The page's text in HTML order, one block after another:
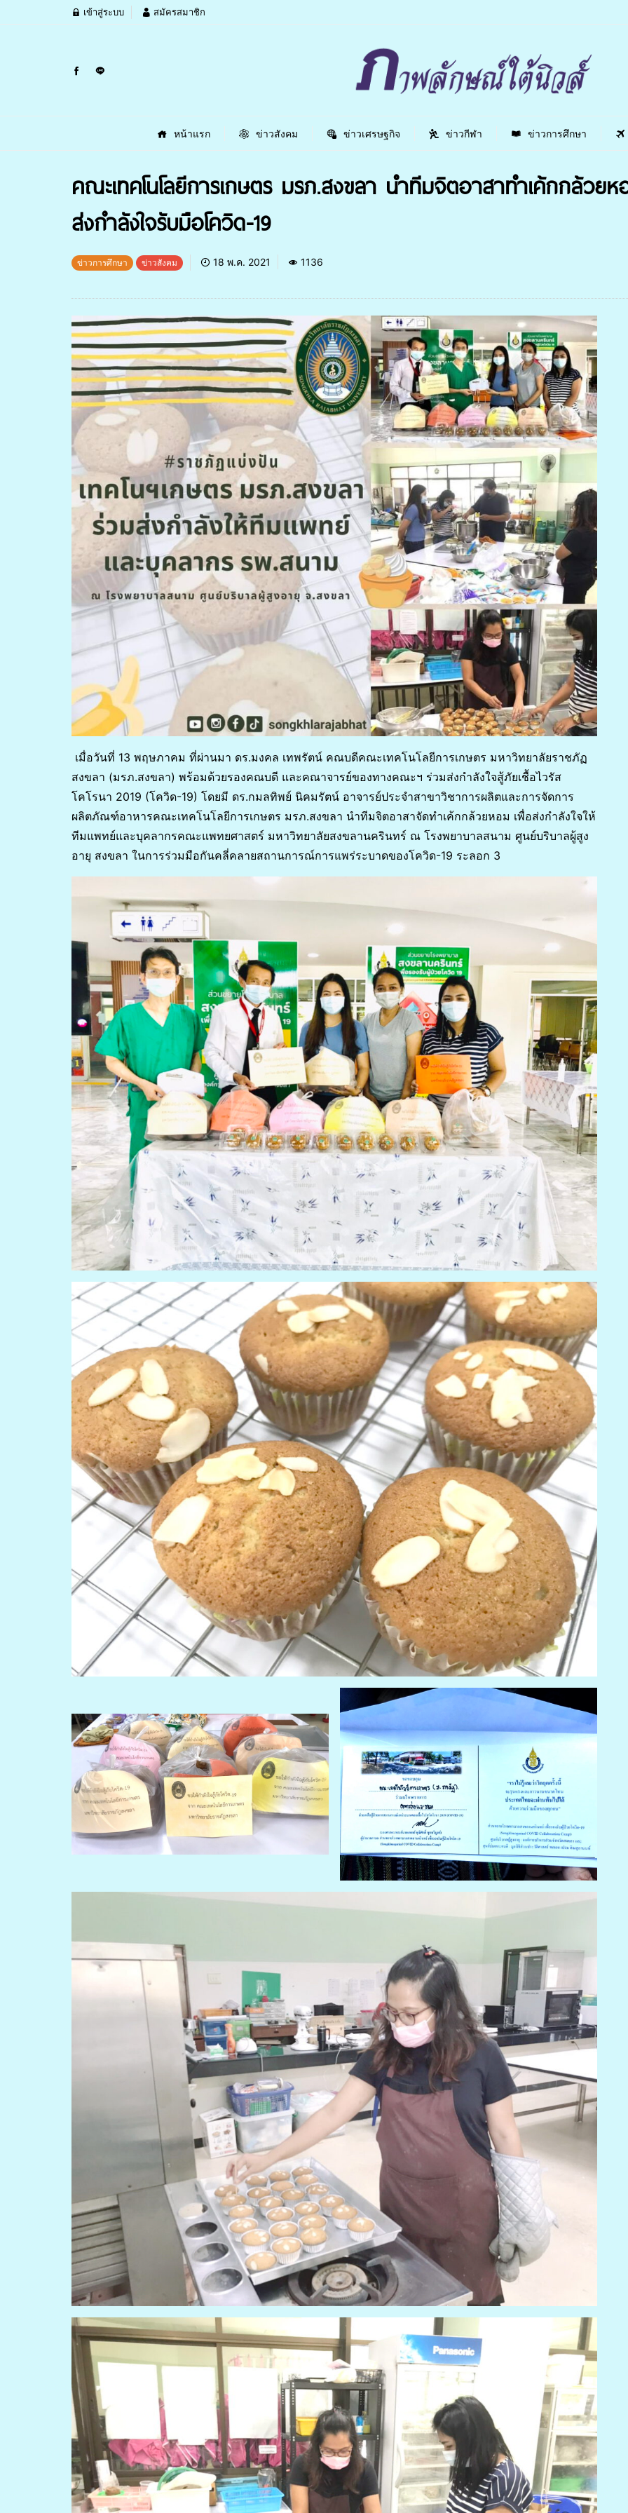
เข้าสู่ระบบ สมัครสมาชิก
หน้าแรก ข่าวสังคม ข่าวเศรษฐกิจ ข่าวกีฬา ข่าวการศึกษา
คณะเทคโนโลยีการเกษตร มรภ.สงขลา นำทีมจิตอาสาทำเค้กกล้ว
ส่งกำลังใจรับมือโควิด-19
ข่าวการศึกษา ข่าวสังคม 18 พ.ค. 2021 1136
เมื่อวันที่ 13 พฤษภาคม ที่ผ่านมา ดร.มงคล เทพรัตน์ คณบดีคณะเทคโนโลยีการเกษตร มหาวิทยาลัยราชภัฏ
สงขลา (มรภ.สงขลา) พร้อมด้วยรองคณบดี และคณาจารย์ของทางคณะฯ ร่วมส่งกำลังใจสู้ภัยเชื้อไวรัส
โคโรนา 2019 (โควิด-19) โดยมี ดร.กมลทิพย์ นิคมรัตน์ อาจารย์ประจำสาขาวิชาการผลิตและการจัดการ
ผลิตภัณฑ์อาหารคณะเทคโนโลยีการเกษตร มรภ.สงขลา นำทีมจิตอาสาจัดทำเค้กกล้วยหอม เพื่อส่งกำลังใจให้
ทีมแพทย์และบุคลากรคณะแพทยศาสตร์ มหาวิทยาลัยสงขลานครินทร์ ณ โรงพยาบาลสนาม ศูนย์บริบาลผู้สูง
อายุ สงขลา ในการร่วมมือกันคลี่คลายสถานการณ์การแพร่ระบาดของโควิด-19 ระลอก 3